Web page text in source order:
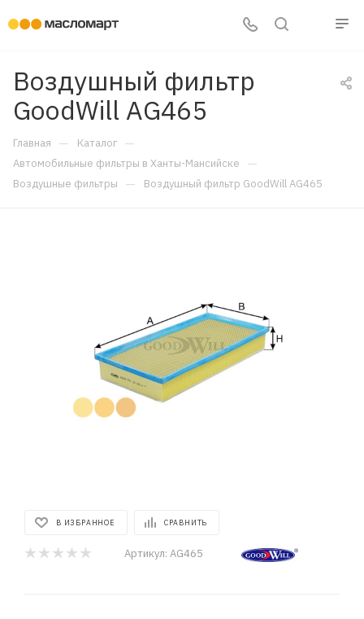
Воздушный фильтр
GoodWill AG465
Главная — Каталог —
Автомобильные фильтры в Ханты-Мансийске —
Воздушные фильтры — Воздушный фильтр GoodWill AG465
В ИЗБРАННОЕ СРАВНИТЬ
Артикул: AG465